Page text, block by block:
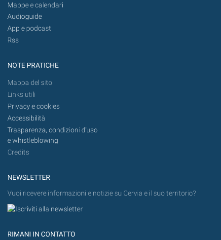
Mappe e calendari
Audioguide
App e podcast
Rss
NOTE PRATICHE
Mappa del sito
Links utili
Privacy e cookies
Accessibilità
Trasparenza, condizioni d'uso
e whistleblowing
Credits
NEWSLETTER
Vuoi ricevere informazioni e notizie su Cervia e il suo territorio?
RIMANI IN CONTATTO